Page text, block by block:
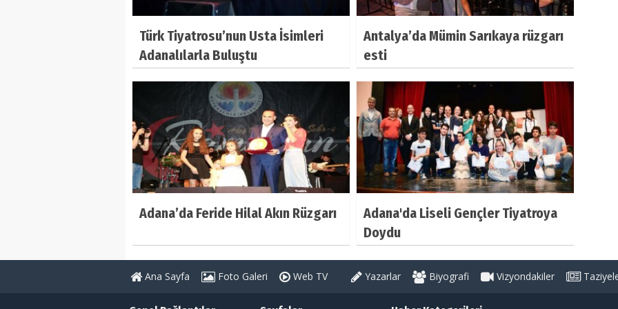
Türk Tiyatrosu’nun Usta İsimleri
Adanalılarla Buluştu
Antalya’da Mümin Sarıkaya rüzgarı
esti
Adana’da Feride Hilal Akın Rüzgarı
Adana'da Liseli Gençler Tiyatroya
Doydu
Ana Sayfa Foto Galeri Web TV Yazarlar Biyografi Vizyondakiler